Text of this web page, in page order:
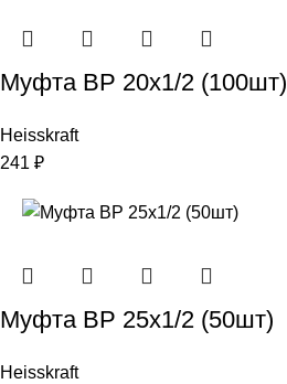
Муфта ВР 20х1/2 (100шт)
Heisskraft
241 ₽
Муфта ВР 25х1/2 (50шт)
Heisskraft